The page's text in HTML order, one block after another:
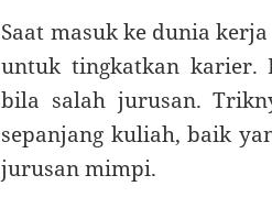
Saat masuk ke dunia
untuk tingkatkan karier.
bila salah jurusan.
sepanjang kuliah, baik
jurusan mimpi.